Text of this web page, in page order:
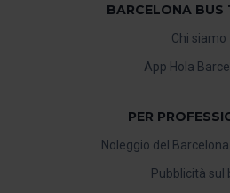
BARCELONA BUS
Chi siamo
App Hola
PER
Noleggio del
Pubblicità sul